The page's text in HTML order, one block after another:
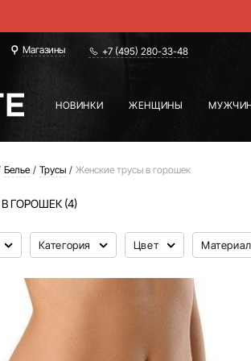
Магазины +7 (495) 280-33-48
НОВИНКИ ЖЕНЩИНЫ
Белье Трусы Женские трусы в горошек
ГОРОШЕК (4)
Категория Цвет Материал